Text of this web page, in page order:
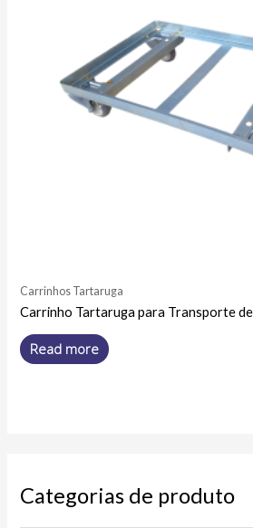
Carrinhos Tartaruga
Carrinho Tartaruga para Transporte
Read more
Categorias de produto